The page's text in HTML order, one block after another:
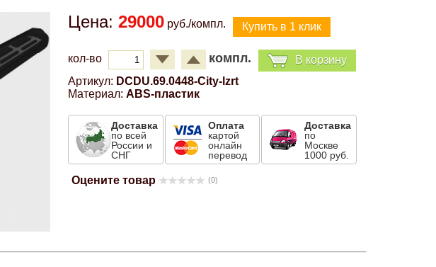
Цена:29000 руб./компл.
кол-во компл.
В корзину
Артикул: DCDU.69.0448-City-lzrt
Материал: ABS-пластик
Доставка
по всей
России и
СНГ
Оплата
картой
онлайн
перевод
Доставка
по
Москве
1000 руб.
Оцените товар (0)